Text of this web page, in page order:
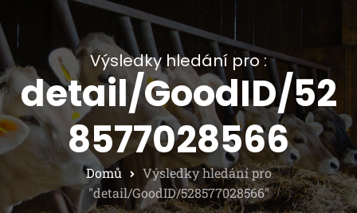
Výsledky hledání pro :
detail/GoodID/52
8577028566
Domů
Výsledky hledání pro
"detail/GoodID/528577028566"